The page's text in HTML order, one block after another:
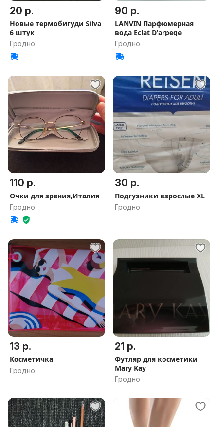
20 р.
Новые термобигуди Silva
6 штук
Гродно
90 р.
LANVIN Парфюмерная
вода Eclat D'arpege
Гродно
110 р.
Очки для зрения,Италия
Гродно
30 р.
Подгузники взрослые XL
Гродно
13 р.
Косметичка
Гродно
21 р.
Футляр для косметики
Mary Kay
Гродно